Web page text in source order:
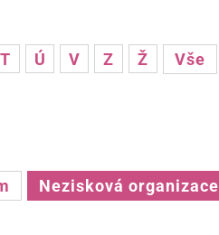
T Ú V Z Ž Vše
Nezisková organizace